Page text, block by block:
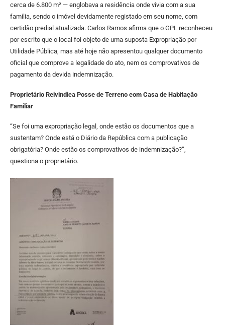
cerca de 6.800 m² — englobava a residência onde vivia com a sua
família, sendo o imóvel devidamente registado em seu nome, com
certidão predial atualizada. Carlos Ramos afirma que o GPL reconheceu
por escrito que o local foi objeto de uma suposta Expropriação por
Utilidade Pública, mas até hoje não apresentou qualquer documento
oficial que comprove a legalidade do ato, nem os comprovativos de
pagamento da devida indemnização.
Proprietário Reivindica Posse de Terreno com Casa de Habitação
Familiar
“Se foi uma expropriação legal, onde estão os documentos que a
sustentam? Onde está o Diário da República com a publicação
obrigatória? Onde estão os comprovativos de indemnização?”,
questiona o proprietário.